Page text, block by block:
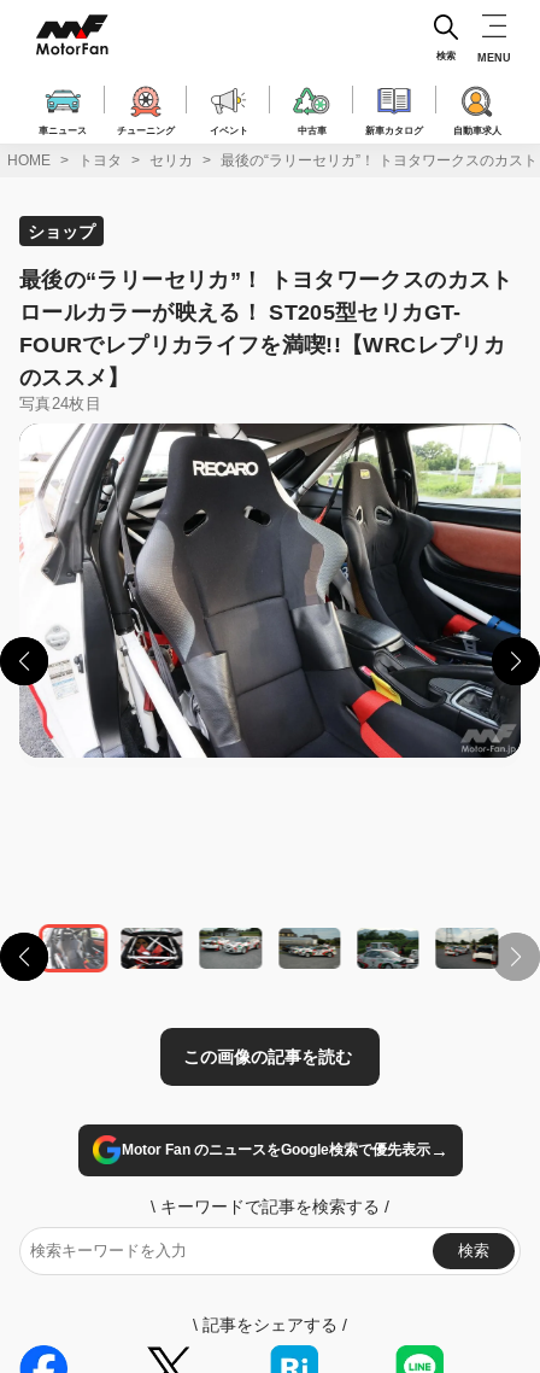
ス
車ニュース チューニング イベント 中古車 新車カタログ 自動車求人
検索 MENU
HOME トヨタ セリカ 最後の“ラリーセリカ”！ トヨタワークスのカス
ショップ
最後の“ラリーセリカ”！ トヨタワークスのカスト
ロールカラーが映える！ ST205型セリカGT-
FOURでレプリカライフを満喫!!【WRCレプリカ
のススメ】
写真24枚目
Motor Fan のニュースをGoogle検索で優先表示→
\ キーワードで記事を検索する /
検索
\ 記事をシェアする /